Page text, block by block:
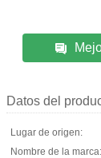
Datos del
Lugar de origen:
Nombre de la marca: